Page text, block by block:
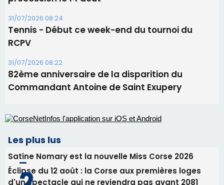
Corte – L’association A Nuciola organise une
projection sous les étoiles
06/08/2026 15:04
Alata - Soirée Tango Argentin au stade de San
Benedetto
05/08/2026 09:53
procession le 14 août
31/07/2026 08:24
Tennis - Début ce week-end du tournoi du
RCPV
31/07/2026 08:22